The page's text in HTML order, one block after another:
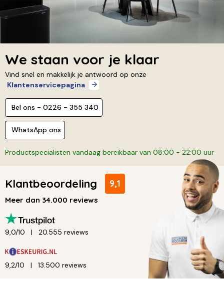
We staan voor je klaar
Vind snel en makkelijk je antwoord op onze
Klantenservicepagina
Bel ons - 0226 - 355 340
WhatsApp ons
Productspecialisten vandaag bereikbaar van 08:00 - 22:00 uur
Klantbeoordeling 9,1
Meer dan 34.000 reviews
9,0/10 20.555 reviews
9,2/10 13.500 reviews